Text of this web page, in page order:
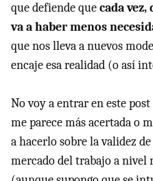
que defiende quecada
va a haber menos
que nos lleva a nuevos
encaje esa realidad (o así
No voy a entrar en este
me parece más acertada o
a hacerlo sobre la validez
mercado del trabajo a nivel